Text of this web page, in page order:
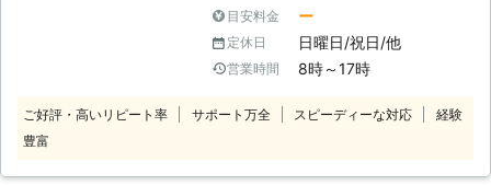
手を作業の草むしりに対応可能！草を
根っこから引き抜きます 草刈りとい
うと電動の機械を使った方法が主流と
思われがちですが、草刈り機による作
業は長くなった雑草を短くするだけに
なってしまうことも多いです。短くし
ので、根っこから引き抜く必要があり
な実績と長年の経験により、皆様に満
足いただける仕上がりを提供していま
す。 お客様の要望をしっかりとお伺
できるのが私たちの強みです。 【草
目安料金 ー
定休日 日曜日/祝日/他
営業時間 8時～17時
ご好評・高いリピート率 サポート万全 スピーディーな対応
経験
豊富